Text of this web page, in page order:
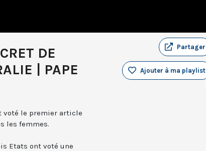
DE
| PAPE
Partager
Ajouter à ma playlist
voté le premier article
les femmes.
Etats ont voté une